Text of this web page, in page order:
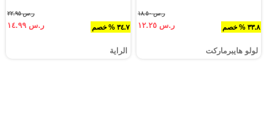
٣٣.٨ % خصم
ر.س ١٨.٥٠
ر.س ١٢.٢٥
لولو هايبرماركت
٣٤.٧ % خصم
ر.س ٢٢.٩٥
ر.س ١٤.٩٩
الراية